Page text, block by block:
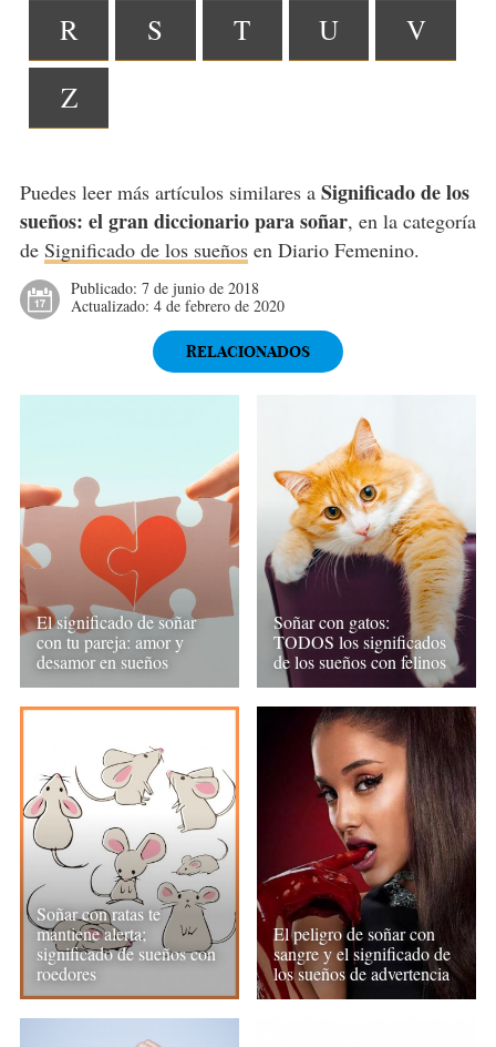
R
S T U
V
Z
Puedes leer más artículos similares a Significado de los
sueños: el gran diccionario para soñar, en la categoría
de Significado de los sueñosen Diario Femenino.
Publicado: 7 de junio de 2018
Actualizado: 4 de febrero de 2020
RELACIONADOS
El significado de soñar
con tu pareja: amor y
desamor en sueños
Soñar con gatos:
TODOS los significados
de los sueños con felinos
Soñar con ratas te
mantiene alerta;
significado de sueños con
roedores
El peligro de soñar con
sangre y el significado de
los sueños de advertencia